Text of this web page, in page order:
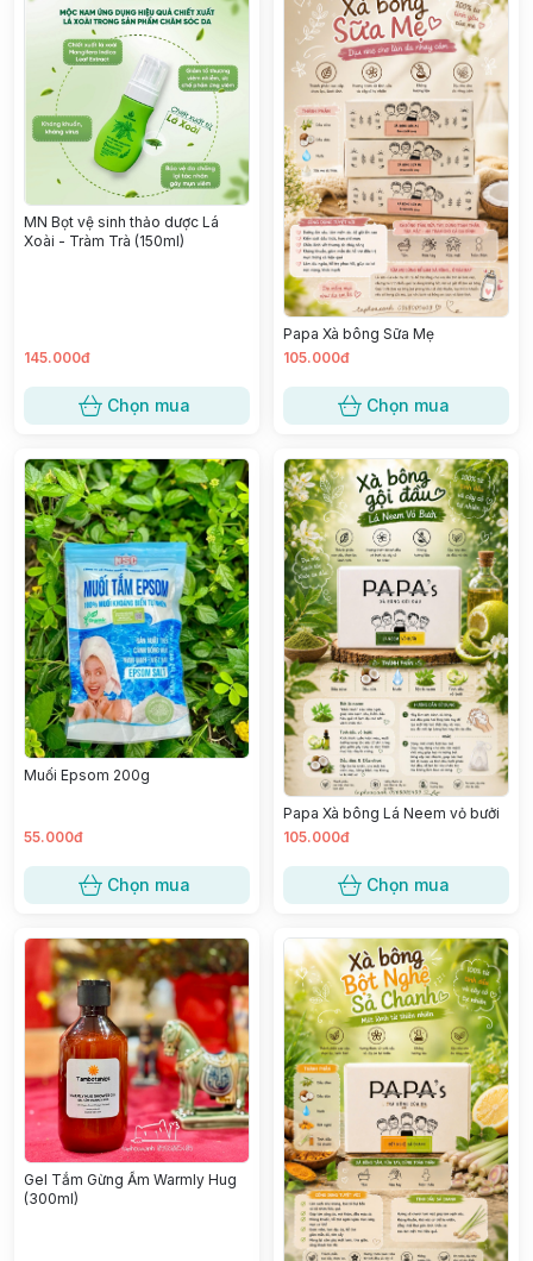
MN Bọt vệ sinh thảo dược Lá
Xoài - Tràm Trà (150ml)
145.000đ
Chọn mua
Papa Xà bông Sữa Mẹ
105.000đ
Chọn mua
Muối Epsom 200g
55.000đ
Chọn mua
Papa Xà bông Lá Neem vỏ bưởi
105.000đ
Chọn mua
Gel Tắm Gừng Ấm Warmly Hug
(300ml)